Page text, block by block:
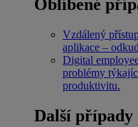
Oblíbené
Vzdálený
aplikace –
Digital
problémy
produktivitu.
Další případy